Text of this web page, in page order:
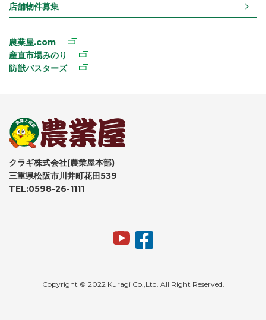
店舗物件募集
農業屋.com
産直市場みのり
防獣バスターズ
クラギ株式会社(農業屋本部)
三重県松阪市川井町花田539
TEL:0598-26-1111
Copyright © 2022 Kuragi Co.,Ltd. All Right Reserved.